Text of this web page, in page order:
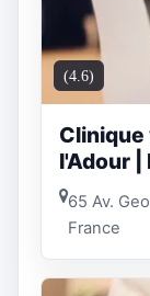
(4.6)
Clinique
l'Adour |
65 Av.
France